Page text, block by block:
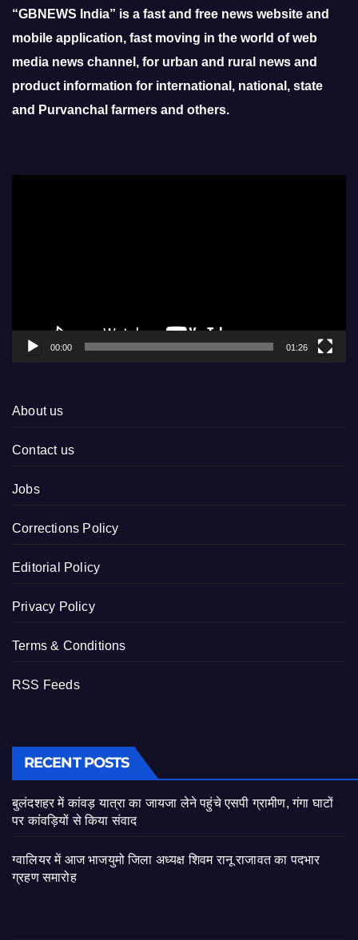
“GBNEWS India” is a fast and free news website and
mobile application, fast moving in the world of web
media news channel, for urban and rural news and
product information for international, national, state
and Purvanchal farmers and others.
00:00 01:26
About us
Contact us
Jobs
Corrections Policy
Editorial Policy
Privacy Policy
Terms & Conditions
RSS Feeds
RECENT POSTS
बुलंदशहर में कांवड़ यात्रा का जायजा लेने पहुंचे एसपी ग्रामीण, गंगा घाटों
पर कांवड़ियों से किया संवाद
ग्वालियर में आज भाजयुमो जिला अध्यक्ष शिवम रानू राजावत का पदभार
ग्रहण समारोह